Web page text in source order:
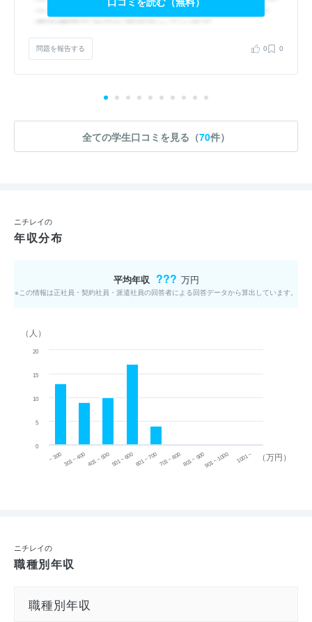
問題を報告する 0 0
全ての学生口コミを見る（70件）
ニチレイの
年収分布
平均年収 ??? 万円
※この情報は正社員・契約社員・派遣社員の回答者による回答データから算出しています。
（万円）
（人）
~ 300 301 ~ 400 401 ~ 500501 ~ 600601 ~ 700701 ~ 800801 ~ 900901 ~ 1000 1001 ~
0
5
10
15
20
ニチレイの
職種別年収
職種別年収